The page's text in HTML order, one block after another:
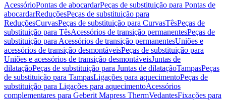
AcessórioPontas de abocardarPeças de substituição para Pontas de
abocardarReduçõesPeças de substituição para
ReduçõesCurvasPeças de substituição para CurvasTêsPeças de
substituição para TêsAcessórios de transição permanentesPeças de
substituição para Acessórios de transição permanentesUniões e
acessórios de transição desmontáveisPeças de substituição para
Uniões e acessórios de transição desmontáveisJuntas de
dilataçãoPeças de substituição para Juntas de dilataçãoTampasPeças
de substituição para TampasLigações para aquecimentoPeças de
substituição para Ligações para aquecimentoAcessórios
complementares para Geberit Mapress ThermVedantesFixações para